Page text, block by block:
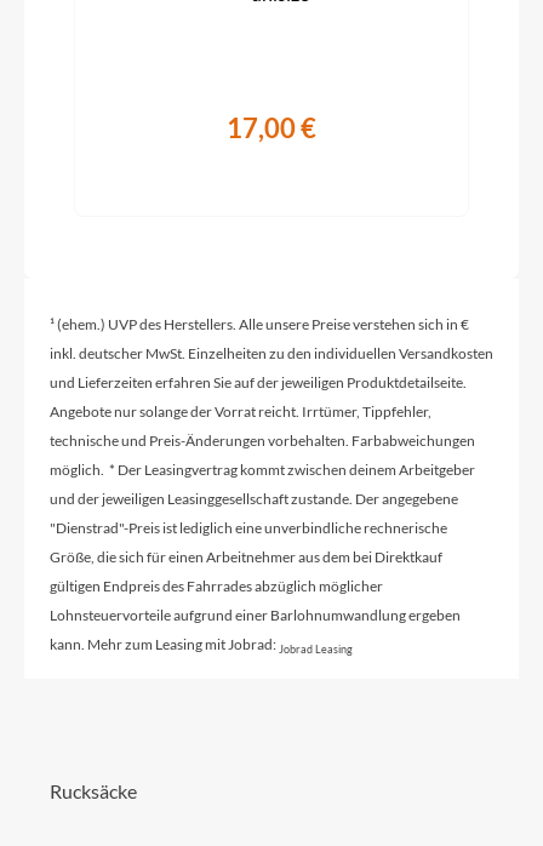
17,00 €
¹ (ehem.) UVP des Herstellers. Alle unsere Preise verstehen sich in €
inkl. deutscher MwSt. Einzelheiten zu den individuellen Versandkosten
und Lieferzeiten erfahren Sie auf der jeweiligen Produktdetailseite.
Angebote nur solange der Vorrat reicht. Irrtümer, Tippfehler,
technische und Preis-Änderungen vorbehalten. Farbabweichungen
möglich. * Der Leasingvertrag kommt zwischen deinem Arbeitgeber
und der jeweiligen Leasinggesellschaft zustande. Der angegebene
"Dienstrad"-Preis ist lediglich eine unverbindliche rechnerische
Größe, die sich für einen Arbeitnehmer aus dem bei Direktkauf
gültigen Endpreis des Fahrrades abzüglich möglicher
Lohnsteuervorteile aufgrund einer Barlohnumwandlung ergeben
kann. Mehr zum Leasing mit Jobrad: Jobrad Leasing
Rucksäcke